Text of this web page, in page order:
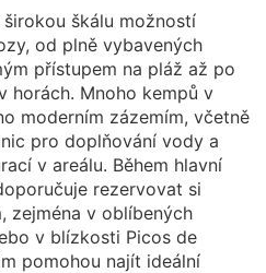
širokou škálu možností
od plně vybavených
přístupem na pláž až po
horách. Mnoho kempů v
moderním zázemím, včetně
pro doplňování vody a
v areálu. Během hlavní
rezervovat si
zejména v oblíbených
v blízkosti Picos de
pomohou najít ideální